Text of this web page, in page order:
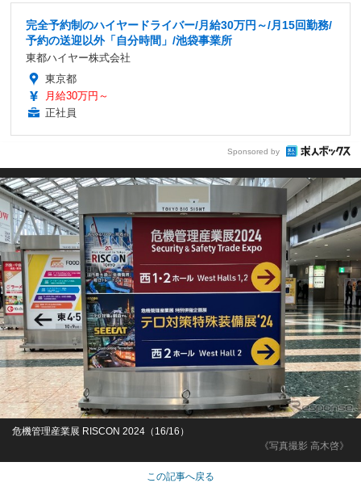
完全予約制のハイヤードライバー/月給30万円～/月15回勤務/
予約の送迎以外「自分時間」/池袋事業所
東都ハイヤー株式会社
東京都
月給30万円～
正社員
Sponsored by
《写真撮影 高木啓》
危機管理産業展 RISCON 2024（16/16）
この記事へ戻る